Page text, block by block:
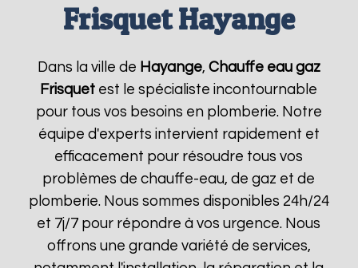
Frisquet Hayange
Dans la ville de Hayange, Chauffe eau gaz
Frisquet est le spécialiste incontournable
pour tous vos besoins en plomberie. Notre
équipe d'experts intervient rapidement et
efficacement pour résoudre tous vos
problèmes de chauffe-eau, de gaz et de
plomberie. Nous sommes disponibles 24h/24
et 7j/7 pour répondre à vos urgence. Nous
offrons une grande variété de services,